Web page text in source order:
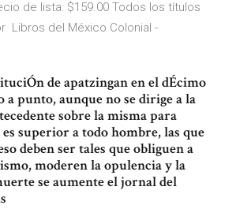
de lista: $159.00 Todos los títulos
Libros del México Colonial -
de apatzingan en el dÉcimo
a punto, aunque no se dirige a la
sobre la misma para
superior a todo hombre, las que
deben ser tales que obliguen a
moderen la opulencia y la
se aumente el jornal del